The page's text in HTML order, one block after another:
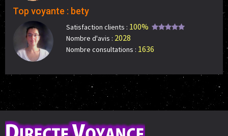
Top voyante : bety
Satisfaction clients : 100%
Nombre d'avis : 2028
Nombre consultations : 1636